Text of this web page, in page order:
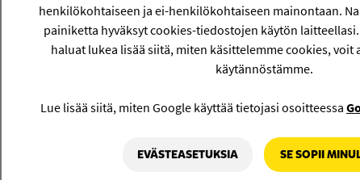
henkilökohtaiseen ja ei-henkilökohtaiseen mainontaan.
painiketta hyväksyt cookies-tiedostojen käytön
haluat lukea lisää siitä, miten käsittelemme cookies, voit
käytännöstämme.
Lue lisää siitä, miten Google käyttää tietojasi osoitteessa
EVÄSTEASETUKSIA SE SOPII